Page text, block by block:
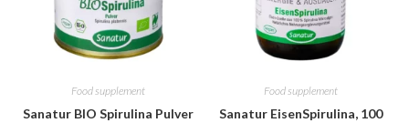
Food supplement
Sanatur BIO Spirulina Pulver
Food supplement
Sanatur EisenSpirulina, 100